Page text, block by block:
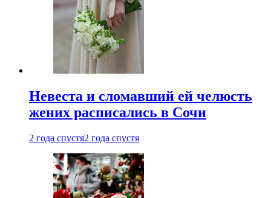
Невеста и сломавший ей челюсть
жених расписались в Сочи
2 года спустя2 года спустя